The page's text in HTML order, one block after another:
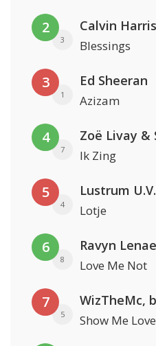
2
3 Blessings
3
1
Ed Sheeran
Azizam
4
7
Zoë Livay &
Ik Zing
5
4 Lotje
6
8
Ravyn Lenae
Love Me Not
7
5
WizTheMc,
Show Me Love